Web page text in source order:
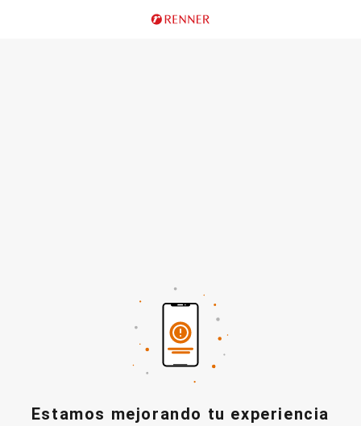
Estamos mejorando tu experiencia